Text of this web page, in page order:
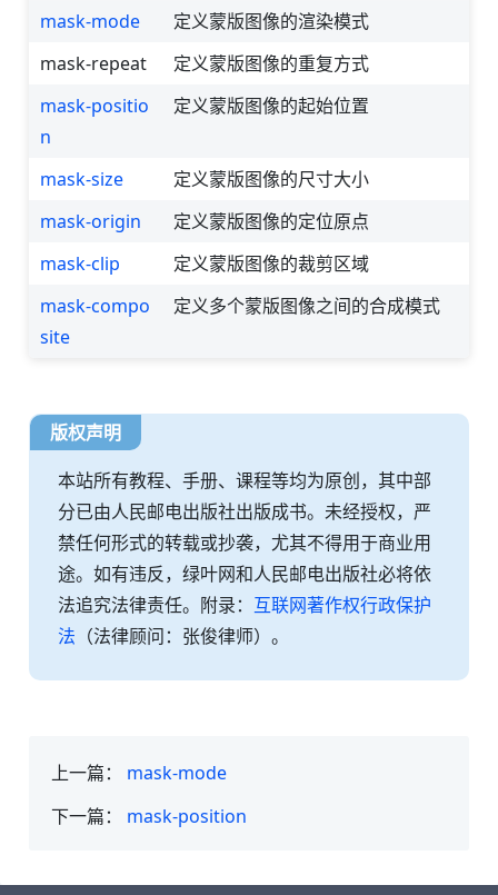
mask-mode
定义蒙版图像的渲染模式
mask-repeat
定义蒙版图像的重复方式
mask-positio
n
定义蒙版图像的起始位置
mask-size
定义蒙版图像的尺寸大小
mask-origin
定义蒙版图像的定位原点
mask-clip
定义蒙版图像的裁剪区域
mask-compo
site
定义多个蒙版图像之间的合成模式
版权声明
本站所有教程、手册、课程等均为原创，其中部
分已由人民邮电出版社出版成书。未经授权，严
禁任何形式的转载或抄袭，尤其不得用于商业用
途。如有违反，绿叶网和人民邮电出版社必将依
法追究法律责任。附录： 互联网著作权行政保护
法 （法律顾问：张俊律师）。
上一篇： mask-mode
下一篇： mask-position